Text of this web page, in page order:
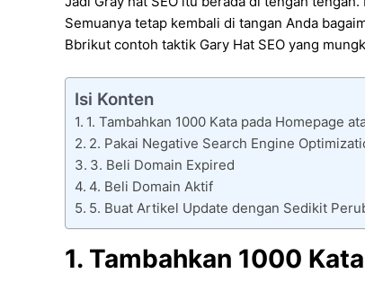
Semuanya tetap kembali di tangan Anda
Bbrikut contoh taktik Gary Hat SEO yang
Isi Konten
1. Tambahkan 1000 Kata pada Homepage
2. Pakai Negative Search Engine
3. Beli Domain Expired
4. Beli Domain Aktif
5. Buat Artikel Update dengan Sedikit
1. Tambahkan 1000